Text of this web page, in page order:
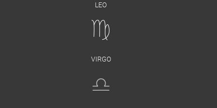
LEO
VIRGO